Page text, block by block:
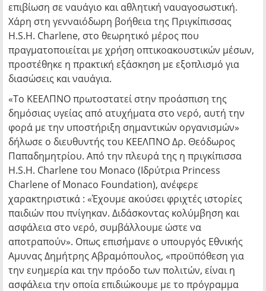
επιβίωση σε ναυάγιο και αθλητική ναυαγοσωστική.
Χάρη στη γενναιόδωρη βοήθεια της Πριγκίπισσας
H.S.H. Charlene, στο θεωρητικό μέρος που
πραγματοποιείται με χρήση οπτικοακουστικών μέσων,
προστέθηκε η πρακτική εξάσκηση με εξοπλισμό για
διασώσεις και ναυάγια.
«Το ΚΕΕΛΠΝΟ πρωτοστατεί στην προάσπιση της
δημόσιας υγείας από ατυχήματα στο νερό, αυτή την
φορά με την υποστήριξη σημαντικών οργανισμών»
δήλωσε ο διευθυντής του ΚΕΕΛΠΝΟ Δρ. Θεόδωρος
Παπαδημητρίου. Από την πλευρά της η πριγκίπισσα
H.S.H. Charlene του Monaco (Ιδρύτρια Princess
Charlene of Monaco Foundation), ανέφερε
χαρακτηριστικά : «Έχουμε ακούσει φριχτές ιστορίες
παιδιών που πνίγηκαν. Διδάσκοντας κολύμβηση και
ασφάλεια στο νερό, συμβάλλουμε ώστε να
αποτραπούν». Οπως επισήμανε ο υπουργός Εθνικής
Αμυνας Δημήτρης Αβραμόπουλος, «προϋπόθεση για
την ευημερία και την πρόοδο των πολιτών, είναι η
ασφάλεια την οποία επιδιώκουμε με το πρόγραμμα